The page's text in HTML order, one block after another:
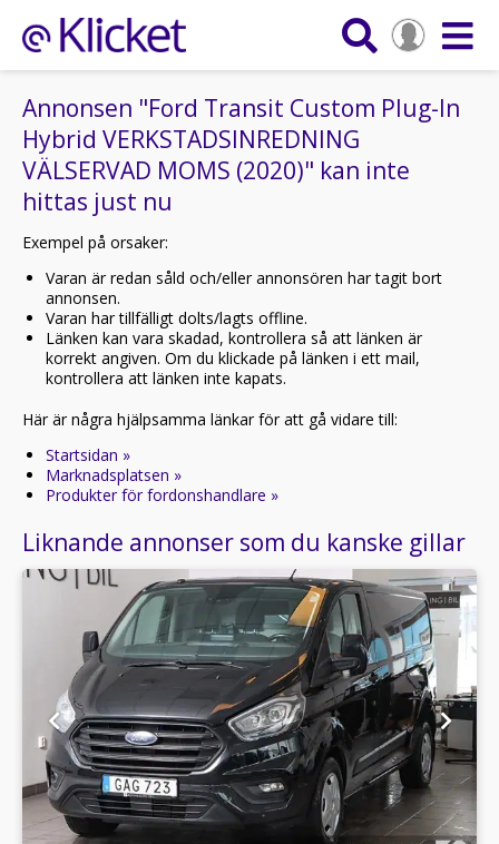
Annonsen "Ford Transit Custom Plug-In
Hybrid VERKSTADSINREDNING
VÄLSERVAD MOMS (2020)" kan inte
hittas just nu
Exempel på orsaker:
Varan är redan såld och/eller annonsören har tagit bort
annonsen.
Varan har tillfälligt dolts/lagts offline.
Länken kan vara skadad, kontrollera så att länken är
korrekt angiven. Om du klickade på länken i ett mail,
kontrollera att länken inte kapats.
Här är några hjälpsamma länkar för att gå vidare till:
Startsidan »
Marknadsplatsen »
Produkter för fordonshandlare »
Liknande annonser som du kanske gillar